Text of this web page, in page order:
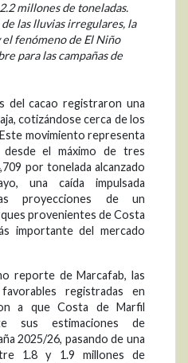
millones de toneladas.
las lluvias irregulares, la
fenómeno de El Niño
para las campañas de
del cacao registraron una
cotizándose cerca de los
movimiento representa
el máximo de tres
por tonelada alcanzado
una caída impulsada
proyecciones de un
provenientes de Costa
importante del mercado
reporte de Marcafab, las
registradas en
a que Costa de Marfil
sus estimaciones de
2025/26, pasando de una
1.8 y 1.9 millones de